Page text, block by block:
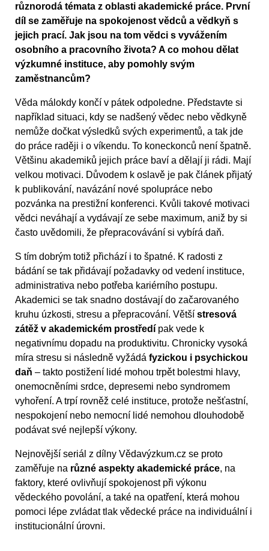
různorodá témata z oblasti akademické práce. První
díl se zaměřuje na spokojenost vědců a vědkyň s
jejich prací. Jak jsou na tom vědci s vyvážením
osobního a pracovního života? A co mohou dělat
výzkumné instituce, aby pomohly svým
zaměstnancům?
Věda málokdy končí v pátek odpoledne. Představte si
například situaci, kdy se nadšený vědec nebo vědkyně
nemůže dočkat výsledků svých experimentů, a tak jde
do práce raději i o víkendu. To koneckonců není špatně.
Většinu akademiků jejich práce baví a dělají ji rádi. Mají
velkou motivaci. Důvodem k oslavě je pak článek přijatý
k publikování, navázání nové spolupráce nebo
pozvánka na prestižní konferenci. Kvůli takové motivaci
vědci neváhají a vydávají ze sebe maximum, aniž by si
často uvědomili, že přepracovávání si vybírá daň.
S tím dobrým totiž přichází i to špatné. K radosti z
bádání se tak přidávají požadavky od vedení instituce,
administrativa nebo potřeba kariérního postupu.
Akademici se tak snadno dostávají do začarovaného
kruhu úzkosti, stresu a přepracování. Větší stresová
zátěž v akademickém prostředí pak vede k
negativnímu dopadu na produktivitu. Chronicky vysoká
míra stresu si následně vyžádá fyzickou i psychickou
daň – takto postižení lidé mohou trpět bolestmi hlavy,
onemocněními srdce, depresemi nebo syndromem
vyhoření. A trpí rovněž celé instituce, protože nešťastní,
nespokojení nebo nemocní lidé nemohou dlouhodobě
podávat své nejlepší výkony.
Nejnovější seriál z dílny Vědavýzkum.cz se proto
zaměřuje na různé aspekty akademické práce, na
faktory, které ovlivňují spokojenost při výkonu
vědeckého povolání, a také na opatření, která mohou
pomoci lépe zvládat tlak vědecké práce na individuální i
institucionální úrovni.